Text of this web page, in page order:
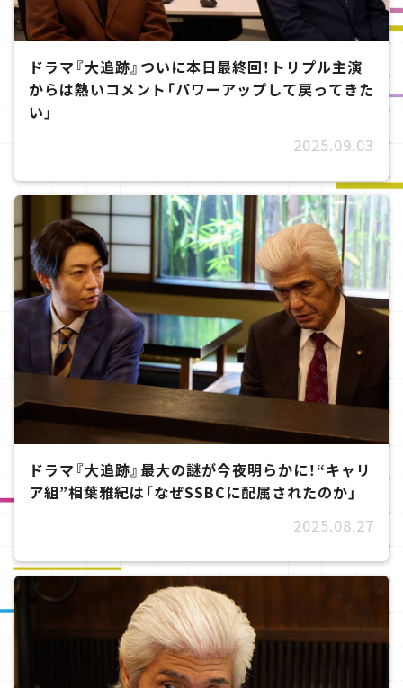
ドラマ『大追跡』ついに本日最終回！トリプル主演
からは熱いコメント「パワーアップして戻ってきた
い」
2025.09.03
ドラマ『大追跡』最大の謎が今夜明らかに！“キャリ
ア組”相葉雅紀は「なぜSSBCに配属されたのか」
2025.08.27